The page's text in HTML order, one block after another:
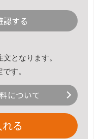
認する
となります。
す。
について
る